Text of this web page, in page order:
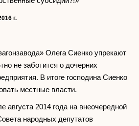
г.
Олега Сиенко упрекают
не заботится о дочерних
В итоге господина Сиенко
местные власти.
августа 2014 года на внеочередной
народных депутатов